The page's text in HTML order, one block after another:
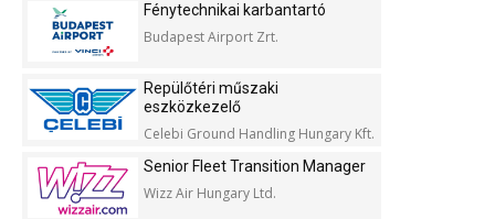
Fénytechnikai karbantartó
Budapest Airport Zrt.
Repülőtéri műszaki
eszközkezelő
Celebi Ground Handling Hungary Kft.
Senior Fleet Transition Manager
Wizz Air Hungary Ltd.